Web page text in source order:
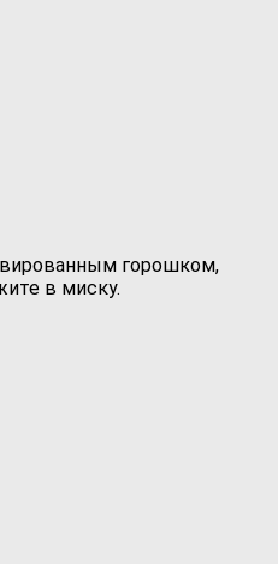
горошком,
в миску.